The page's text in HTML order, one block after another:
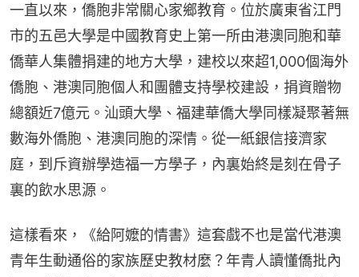
一直以來，僑胞非常關心家鄉教育。位於廣東省江門
市的五邑大學是中國教育史上第一所由港澳同胞和華
僑華人集體捐建的地方大學，建校以來超1,000個海外
僑胞、港澳同胞個人和團體支持學校建設，捐資贈物
總額近7億元。汕頭大學、福建華僑大學同樣凝聚著無
數海外僑胞、港澳同胞的深情。從一紙銀信接濟家
庭，到斥資辦學造福一方學子，內裏始終是刻在骨子
裏的飲水思源。
這樣看來，《給阿嬤的情書》這套戲不也是當代港澳
青年生動通俗的家族歷史教材麼？年青人讀懂僑批內